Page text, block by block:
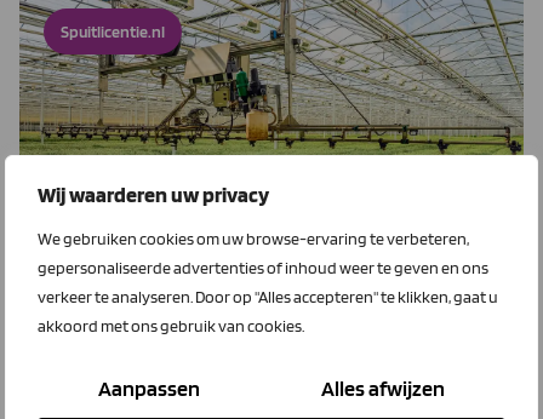
Wij waarderen uw privacy
We gebruiken cookies om uw browse-ervaring te verbeteren,
gepersonaliseerde advertenties of inhoud weer te geven en ons
verkeer te analyseren. Door op "Alles accepteren" te klikken, gaat u
akkoord met ons gebruik van cookies.
Aanpassen Alles afwijzen
Spuitlicentie.nl
1 juni 2026
Flexibel punten halen voor je
spuitlicentie
Het verlengen van je spuitlicentie is belangrijk, maar de
scholing inpassen in een drukke bedrijfsvoering blijft